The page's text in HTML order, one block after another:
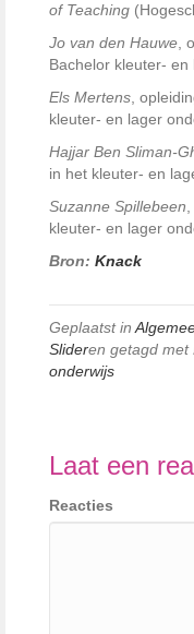
of Teaching
Jo van den Hauwe ,
Bachelor kleuter- en
Els Mertens ,
kleuter- en lager
Hajjar Ben Sliman-
in het kleuter- en
Suzanne Spillebeen
kleuter- en lager
Bron: Knack
Geplaatst in
Slideren getagd met
onderwijs
Laat een
Reacties